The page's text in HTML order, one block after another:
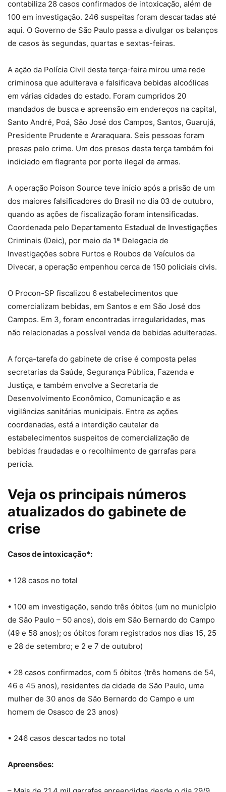
contabiliza 28 casos confirmados de intoxicação, além de
100 em investigação. 246 suspeitas foram descartadas até
aqui. O Governo de São Paulo passa a divulgar os balanços
de casos às segundas, quartas e sextas-feiras.
A ação da Polícia Civil desta terça-feira mirou uma rede
criminosa que adulterava e falsificava bebidas alcoólicas
em várias cidades do estado. Foram cumpridos 20
mandados de busca e apreensão em endereços na capital,
Santo André, Poá, São José dos Campos, Santos, Guarujá,
Presidente Prudente e Araraquara. Seis pessoas foram
presas pelo crime. Um dos presos desta terça também foi
indiciado em flagrante por porte ilegal de armas.
A operação Poison Source teve início após a prisão de um
dos maiores falsificadores do Brasil no dia 03 de outubro,
quando as ações de fiscalização foram intensificadas.
Coordenada pelo Departamento Estadual de Investigações
Criminais (Deic), por meio da 1ª Delegacia de
Investigações sobre Furtos e Roubos de Veículos da
Divecar, a operação empenhou cerca de 150 policiais civis.
O Procon-SP fiscalizou 6 estabelecimentos que
comercializam bebidas, em Santos e em São José dos
Campos. Em 3, foram encontradas irregularidades, mas
não relacionadas a possível venda de bebidas adulteradas.
A força-tarefa do gabinete de crise é composta pelas
secretarias da Saúde, Segurança Pública, Fazenda e
Justiça, e também envolve a Secretaria de
Desenvolvimento Econômico, Comunicação e as
vigilâncias sanitárias municipais. Entre as ações
coordenadas, está a interdição cautelar de
estabelecimentos suspeitos de comercialização de
bebidas fraudadas e o recolhimento de garrafas para
perícia.
Veja os principais números
atualizados do gabinete de
crise
Casos de intoxicação*:
• 128 casos no total
• 100 em investigação, sendo três óbitos (um no município
de São Paulo – 50 anos), dois em São Bernardo do Campo
(49 e 58 anos); os óbitos foram registrados nos dias 15, 25
e 28 de setembro; e 2 e 7 de outubro)
• 28 casos confirmados, com 5 óbitos (três homens de 54,
46 e 45 anos), residentes da cidade de São Paulo, uma
mulher de 30 anos de São Bernardo do Campo e um
homem de Osasco de 23 anos)
• 246 casos descartados no total
Apreensões: